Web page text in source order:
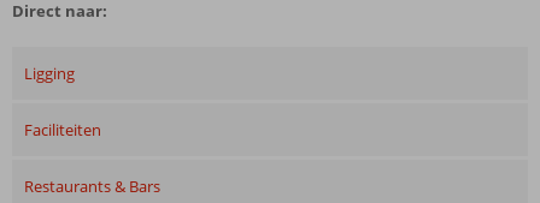
Direct naar:
Ligging
Faciliteiten
Restaurants & Bars